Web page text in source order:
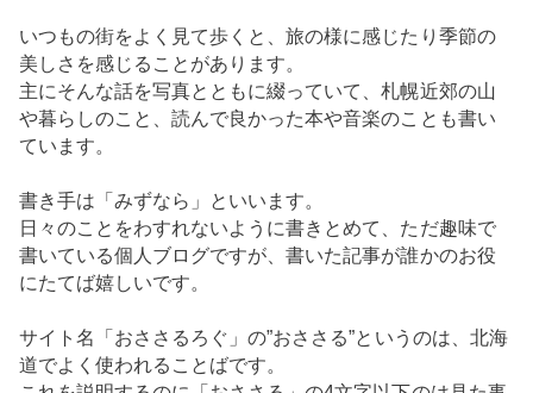
いつもの街をよく見て歩くと、旅の様に感じたり季節の
美しさを感じることがあります。
主にそんな話を写真とともに綴っていて、札幌近郊の山
や暮らしのこと、読んで良かった本や音楽のことも書い
ています。
書き手は「みずなら」といいます。
日々のことをわすれないように書きとめて、ただ趣味で
書いている個人ブログですが、書いた記事が誰かのお役
にたてば嬉しいです。
サイト名「おささるろぐ」の”おささる”というのは、北海
道でよく使われることばです。